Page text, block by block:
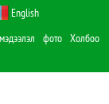
English
фото Холбоо